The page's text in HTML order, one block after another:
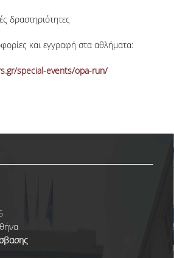
ΣΠΟΥΔΩΝ
ΠΡΟΓΡΑΜΜΑΤΟΣ ΣΠΟΥΔΩΝ
ΑΣΚΗΣΗ
ΕΚΠΟΝΗΣΗΣ ΕΡΓΑΣΙΩΝ
ΠΑΡΑΠΟΝΩΝ ΦΟΙΤΗΤΩΝ
- ΣΥΜΒΟΥΛΟΙ ΣΠΟΥΔΩΝ
δραστηριότητες
και εγγραφή στα αθλήματα:
special-events/opa-run/